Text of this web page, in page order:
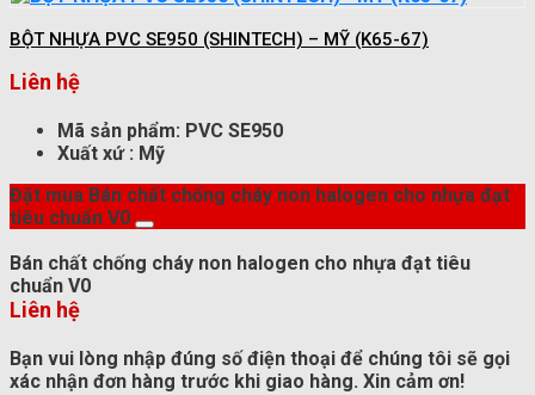
BỘT NHỰA PVC SE950 (SHINTECH) – MỸ (K65-67)
Liên hệ
Mã sản phẩm: PVC SE950
Xuất xứ : Mỹ
Đặt mua Bán chất chống cháy non halogen cho nhựa đạt
tiêu chuẩn V0
Bán chất chống cháy non halogen cho nhựa đạt tiêu
chuẩn V0
Liên hệ
Bạn vui lòng nhập đúng số điện thoại để chúng tôi sẽ gọi
xác nhận đơn hàng trước khi giao hàng. Xin cảm ơn!